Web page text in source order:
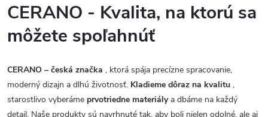
CERANO - Kvalita, na ktorú sa
môžete spoľahnúť
CERANO – česká značka , ktorá spája precízne spracovanie,
moderný dizajn a dlhú životnosť. Kladieme dôraz na kvalitu ,
starostlivo vyberáme prvotriedne materiálya dbáme na každý
detail. Naše produkty sú navrhnuté tak, aby boli nielen odolné, ale aj